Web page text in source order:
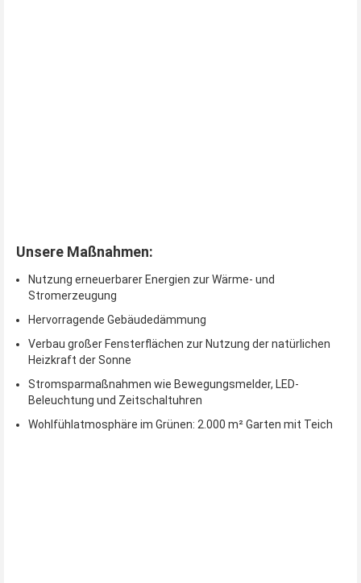
Unsere Maßnahmen:
Nutzung erneuerbarer Energien zur Wärme- und
Stromerzeugung
Hervorragende Gebäudedämmung
Verbau großer Fensterflächen zur Nutzung der natürlichen
Heizkraft der Sonne
Stromsparmaßnahmen wie Bewegungsmelder, LED-
Beleuchtung und Zeitschaltuhren
Wohlfühlatmosphäre im Grünen: 2.000 m² Garten mit Teich